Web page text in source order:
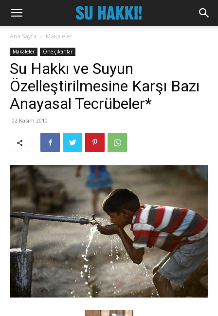
Ana Sayfa Makaleler
Makaleler Öne çıkanlar
Su Hakkı ve Suyun
Özelleştirilmesine Karşı Bazı
Anayasal Tecrübeler*
02 Kasım 2010